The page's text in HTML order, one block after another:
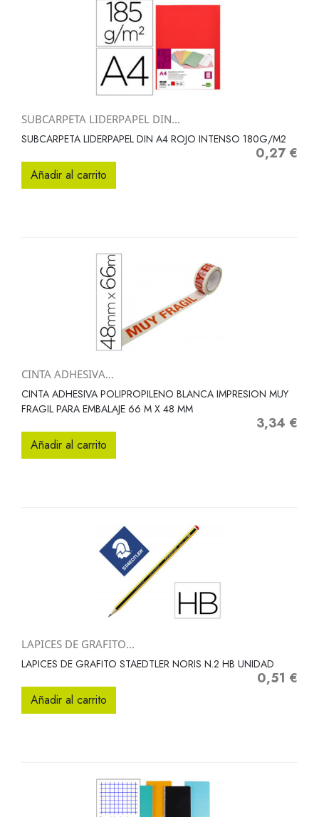
SUBCARPETA LIDERPAPEL DIN...
SUBCARPETA LIDERPAPEL DIN A4 ROJO INTENSO 180G/M2
Precio
0,27 €
Añadir al carrito
CINTA ADHESIVA...
CINTA ADHESIVA POLIPROPILENO BLANCA IMPRESION MUY
FRAGIL PARA EMBALAJE 66 M X 48 MM
Precio
3,34 €
Añadir al carrito
LAPICES DE GRAFITO...
LAPICES DE GRAFITO STAEDTLER NORIS N.2 HB UNIDAD
Precio
0,51 €
Añadir al carrito